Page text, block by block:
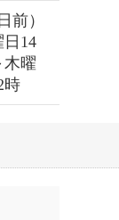
前）
日14
木曜
時